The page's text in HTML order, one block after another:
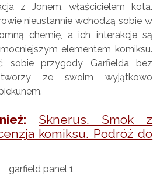
z Jonem, właścicielem kota.
nieustannie wchodzą sobie w
chemię, a ich interakcje są
elementem komiksu.
sobie przygody Garfielda bez
ze swoim wyjątkowo
Sknerus. Smok z
komiksu. Podróż do